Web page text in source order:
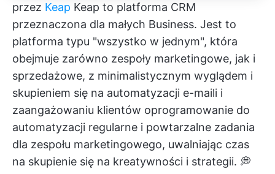
przez Keap Keap to platforma CRM
przeznaczona dla małych Business. Jest to
platforma typu "wszystko w jednym", która
obejmuje zarówno zespoły marketingowe, jak i
sprzedażowe, z minimalistycznym wyglądem i
skupieniem się na automatyzacji e-maili i
zaangażowaniu klientów oprogramowanie do
automatyzacji regularne i powtarzalne zadania
dla zespołu marketingowego, uwalniając czas
na skupienie się na kreatywności i strategii. 💭